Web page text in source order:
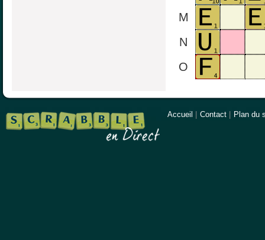
M
N
O
Accueil Contact Plan du